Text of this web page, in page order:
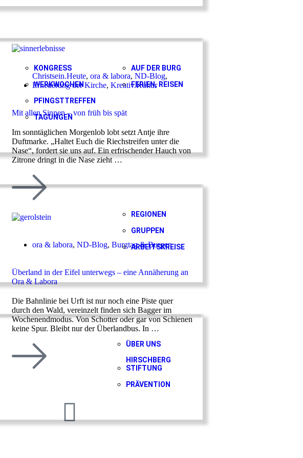
KONGRESS
WERKWOCHEN
PFINGSTTREFFEN
TAGUNGEN
AUF DER BURG
FERIEN, REISEN
REGIONEN
GRUPPEN
ARBEITSKREISE
ÜBER UNS
HIRSCHBERG
STIFTUNG
PRÄVENTION
Christsein.Heute, ora & labora, ND-Blog,
Erneuerung der Kirche, Kreativ.Kultur
Mit allen Sinnen – von früh bis spät
Im sonntäglichen Morgenlob lobt setzt Antje ihre
Duftmarke. „Haltet Euch die Riechstreifen unter die
Nase“, fordert sie uns auf. Ein erfrischender Hauch von
Zitrone dringt in die Nase zieht …
ora & labora, ND-Blog, Burgtag & Burgen
Überland in der Eifel unterwegs – eine Annäherung an
Ora & Labora
Die Bahnlinie bei Urft ist nur noch eine Piste quer
durch den Wald, vereinzelt finden sich Bagger im
Wochenendmodus. Von Schotter oder gar von Schienen
keine Spur. Bleibt nur der Überlandbus. In …